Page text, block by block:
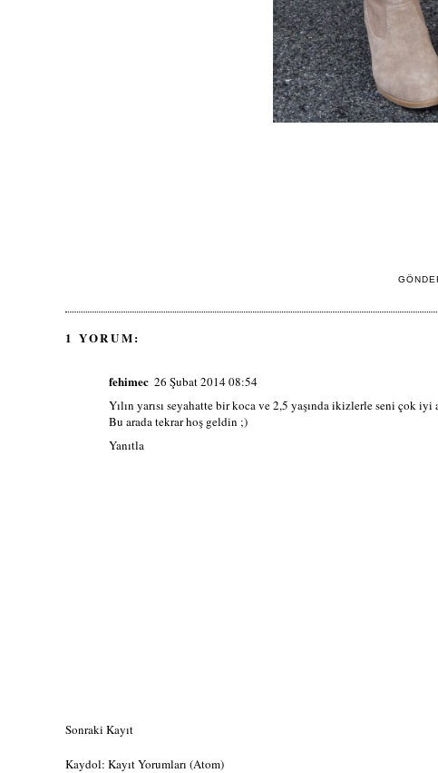
1 YORUM:
fehimec 26 Şubat 2014 08:54
Yılın yarısı seyahatte bir koca ve 2,5 yaşında ikizlerle seni çok
Bu arada tekrar hoş geldin ;)
Yanıtla
Sonraki Kayıt
Kaydol: Kayıt Yorumları (Atom)